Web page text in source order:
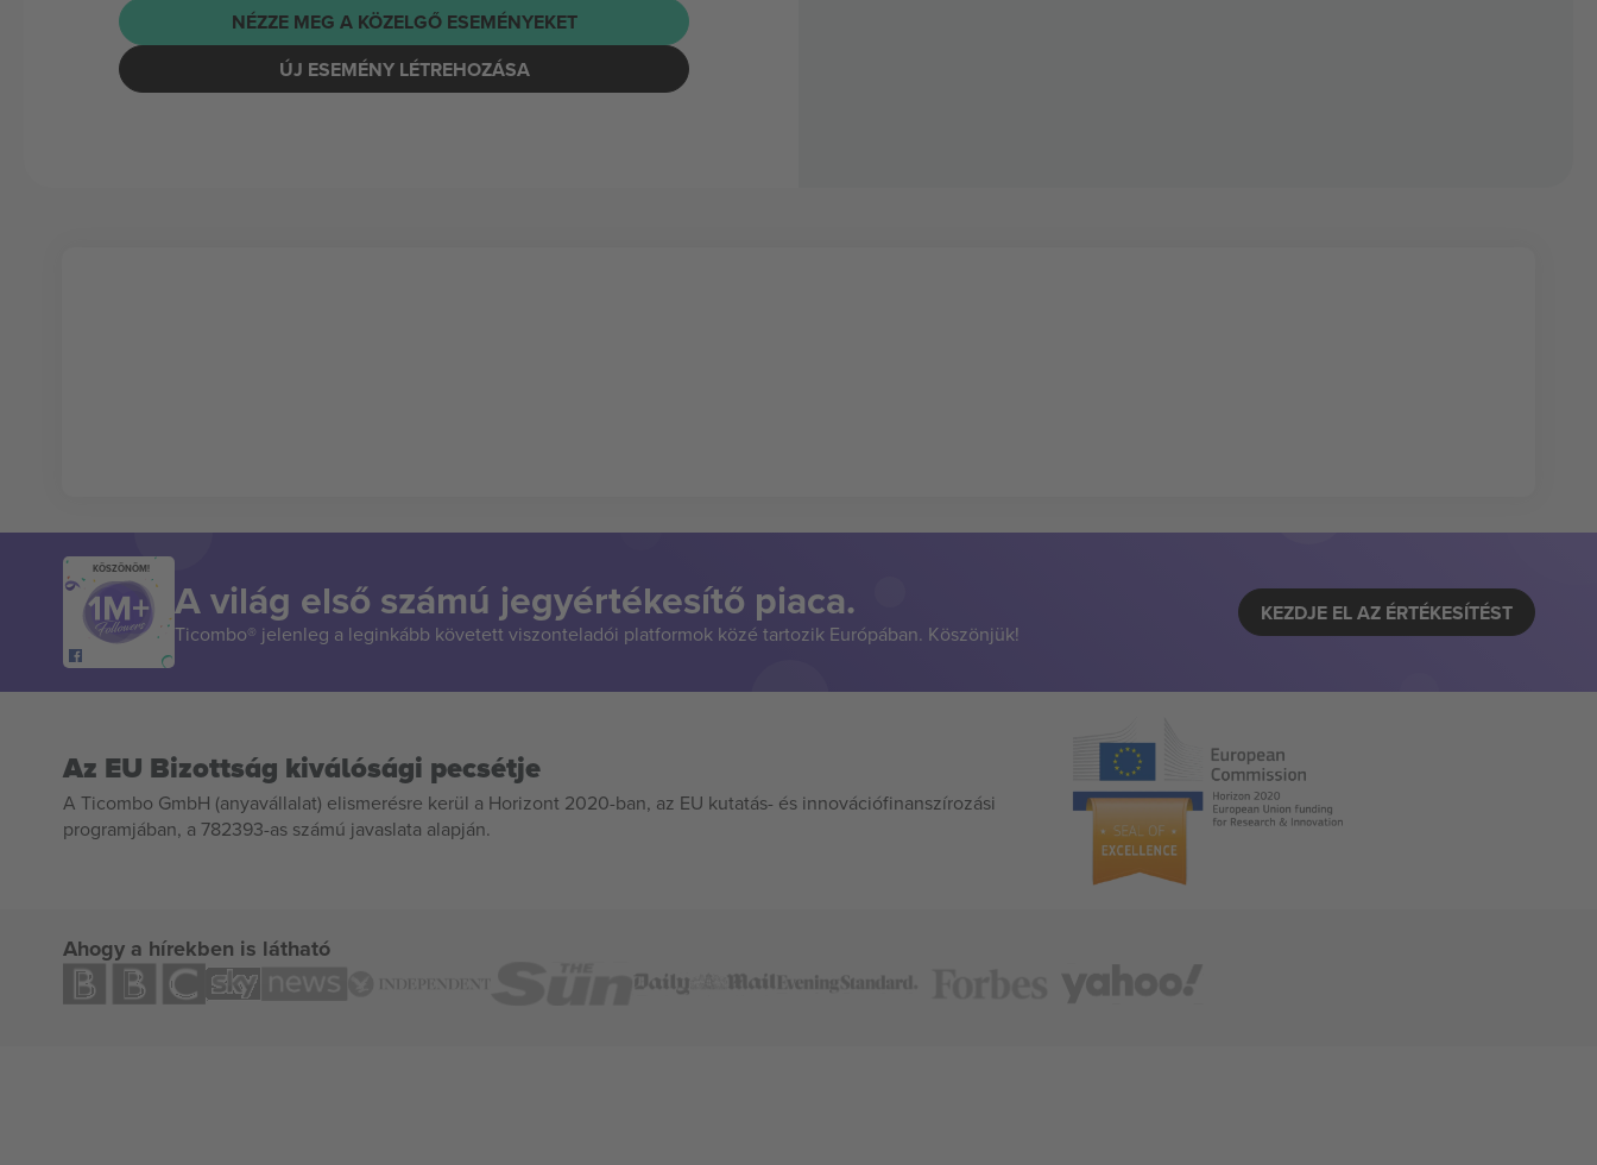
NÉZZE MEG A KÖZELGŐ ESEMÉNYEKET
ÚJ ESEMÉNY LÉTREHOZÁSA
KÖSZÖNÖM!
A világ első számú jegyértékesítő piaca.
Ticombo® jelenleg a leginkább követett viszonteladói platformok közé tartozik Európában. Köszönjük!
KEZDJE EL AZ ÉRTÉKESÍTÉST
Az EU Bizottság kiválósági pecsétje
A Ticombo GmbH (anyavállalat) elismerésre kerül a Horizont 2020-ban, az EU kutatás- és innovációfinanszírozási
programjában, a 782393-as számú javaslata alapján.
Ahogy a hírekben is látható